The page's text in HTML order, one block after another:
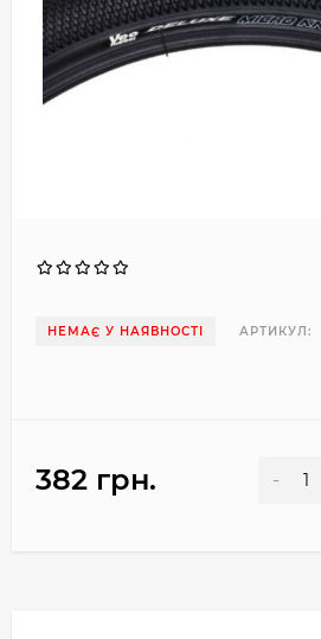
НЕМАЄ У НАЯВНОСТІ АРТИКУЛ:
382 грн. -